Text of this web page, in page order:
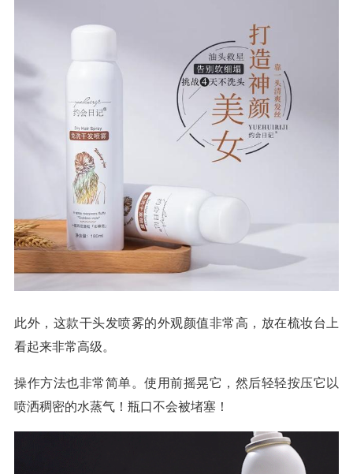
此外，这款干头发喷雾的外观颜值非常高，放在梳妆台上
看起来非常高级。
操作方法也非常简单。使用前摇晃它，然后轻轻按压它以
喷洒稠密的水蒸气！瓶口不会被堵塞！